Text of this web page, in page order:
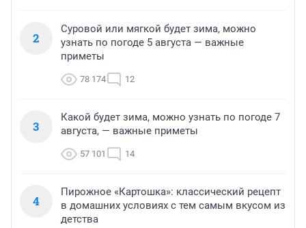
2
Суровой или мягкой будет зима, можно
узнать по погоде 5 августа — важные
приметы
78 174 12
3
Какой будет зима, можно узнать по погоде 7
августа, — важные приметы
57 101 14
4
Пирожное «Картошка»: классический рецепт
в домашних условиях с тем самым вкусом из
детства